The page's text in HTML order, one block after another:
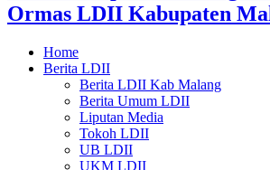
Ormas LDII Kabupaten
Home
Berita LDII
Berita LDII Kab Malang
Berita Umum LDII
Liputan Media
Tokoh LDII
UB LDII
UKM LDII